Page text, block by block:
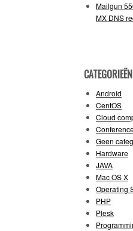
Mailgun
MX DNS
CATEGORIEËN
Android
CentOS
Cloud
Geen
Hardware
JAVA
Mac OS X
Operating
PHP
Plesk